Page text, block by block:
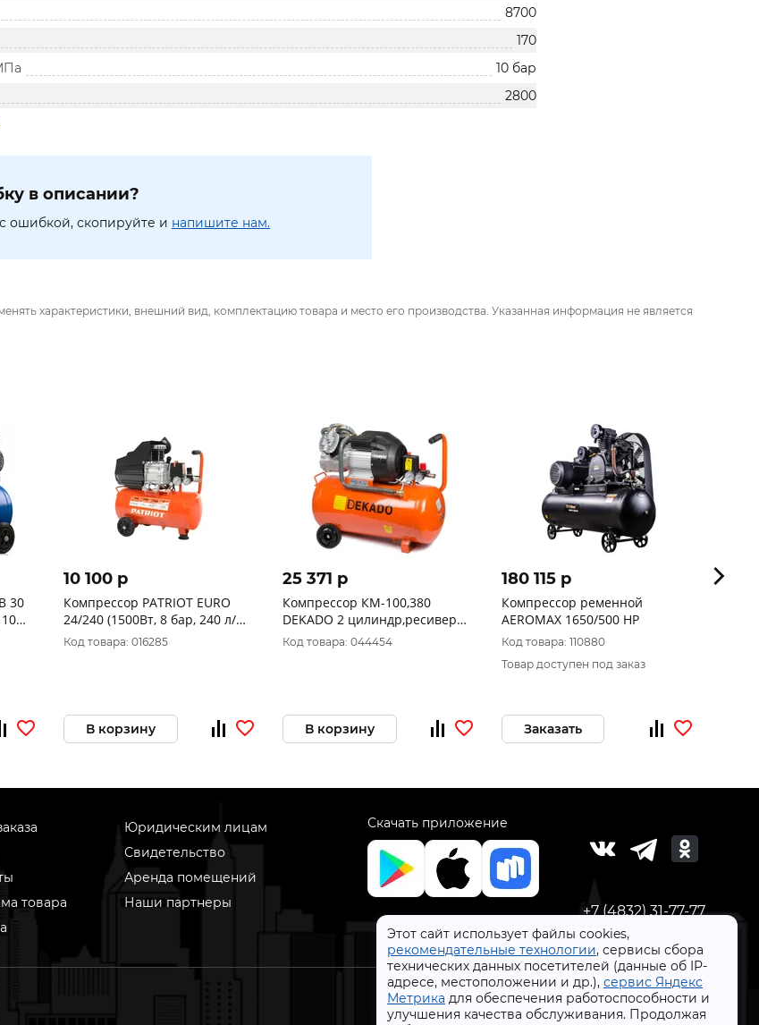
Этот сайт использует файлы cookies,
рекомендательные технологии, сервисы сбора
технических данных посетителей (данные об IP-
адресе, местоположении и др.), сервис Яндекс
Метрика для обеспечения работоспособности и
улучшения качества обслуживания. Продолжая
8700
170
10 бар
2800
в описании?
ошибкой, скопируйте и напишите нам.
характеристики, внешний вид, комплектацию товара и место его производства. Указанная информация не является
30
10 100 p
Компрессор PATRIOT EURO
24/240 (1500Вт, 8 бар, 240 л/
мин, масляный,2850 об/мин)
525306365
Код товара: 016285
В корзину
25 371 p
Компрессор КМ-100,380
DEKADO 2 цилиндр,ресивер
100л,380 л/мин 20980150100
Код товара: 044454
В корзину
180 115 p
Компрессор ременной
AEROMAX 1650/500 HP
Код товара: 110880
Товар доступен под заказ
Заказать
97
товара
Юридическим лицам
Свидетельство
Аренда помещений
Наши партнеры
Скачать приложение
+7 (4832) 31-77-77